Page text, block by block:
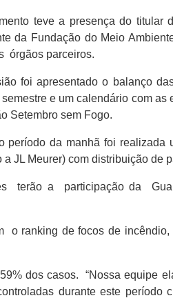
teve a presença do titular
da Fundação do Meio
órgãos parceiros.
foi apresentado o balanço
e um calendário com
Setembro sem Fogo.
período da manhã foi realizada
a JL Meurer) com distribuição de
terão a participação da
ranking de focos de incêndio,
dos casos. “Nossa equipe
durante este período